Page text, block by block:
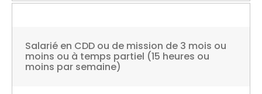
Salarié en CDD ou de mission de 3 mois ou
moins ou à temps partiel (15 heures ou
moins par semaine)